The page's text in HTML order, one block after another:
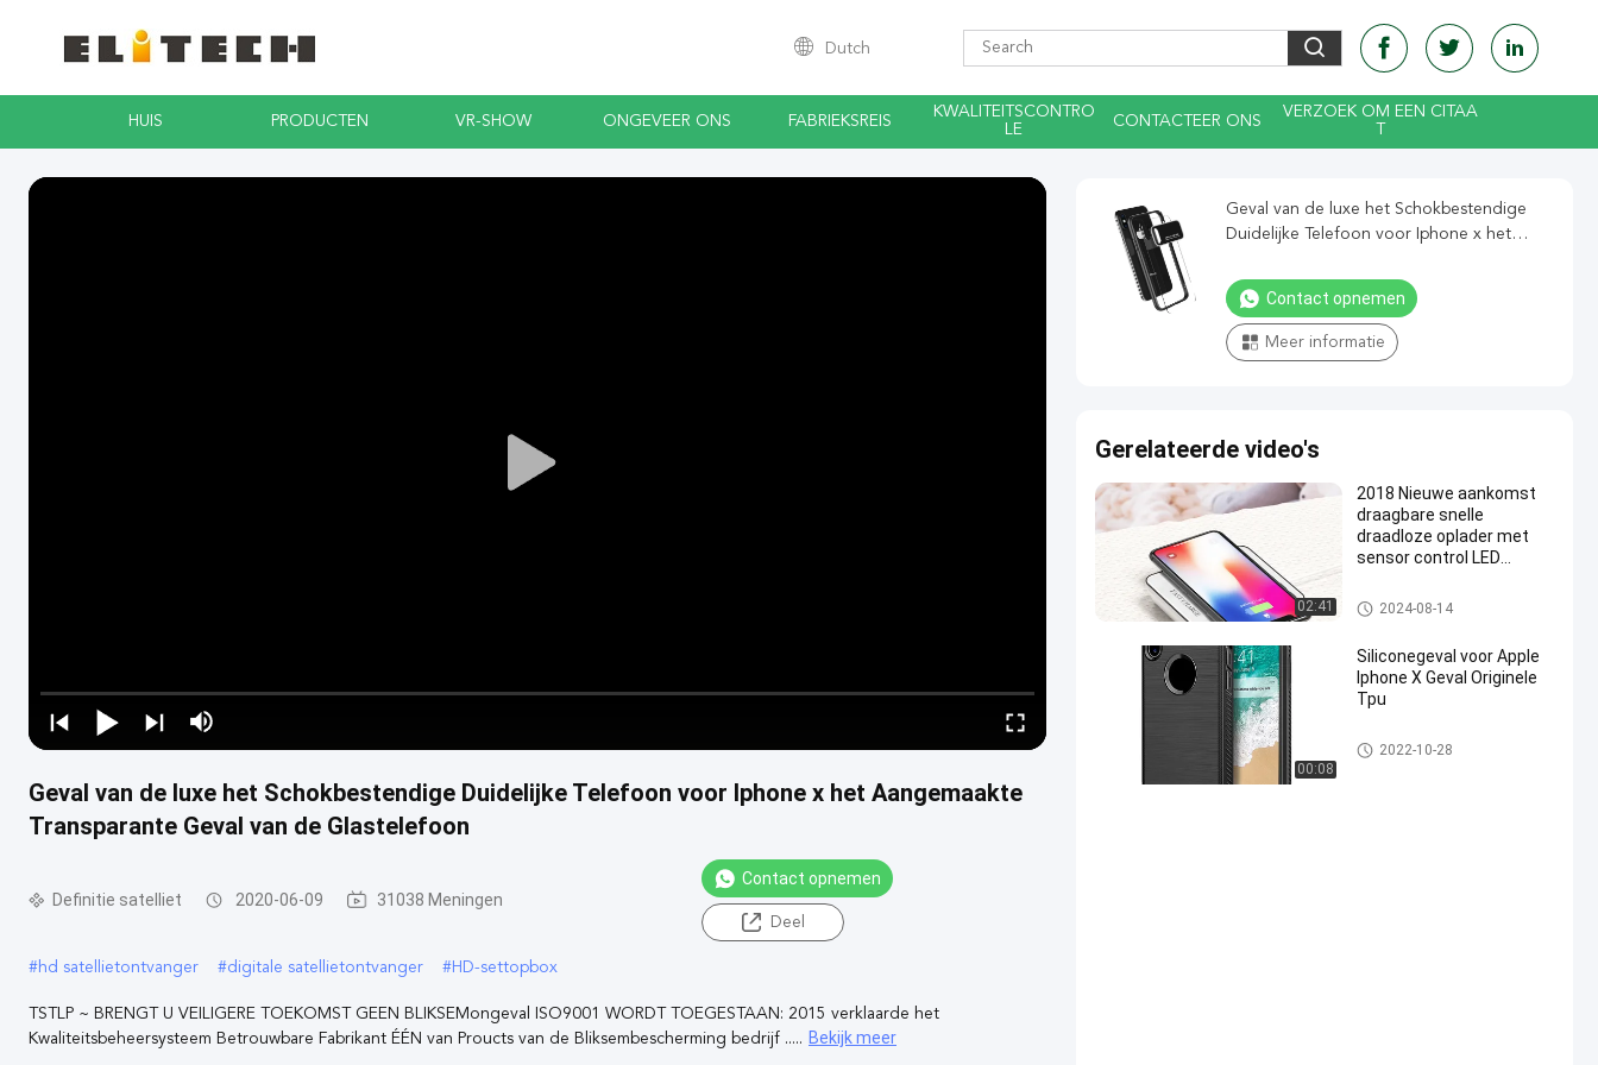
Dutch
HUIS PRODUCTEN VR-SHOW ONGEVEER ONS FABRIEKSREIS
KWALITEITSCONTRO
LE
CONTACTEER ONS
VERZOEK OM EEN CITAA
Geval van de luxe het Schokbestendige Duidelijke Telefoon voor Iphone x het Aangemaakte
Transparante Geval van de Glastelefoon
Definitie satelliet 2020-06-09 31038 Meningen
Contact opnemen
Deel
#hd satellietontvanger #digitale satellietontvanger #HD-settopbox
TSTLP ~ BRENGT U VEILIGERE TOEKOMST GEEN BLIKSEMongeval ISO9001 WORDT TOEGESTAAN: 2015 verklaarde het
Kwaliteitsbeheersysteem Betrouwbare Fabrikant ÉÉN van Proucts van de Bliksembescherming bedrijf ..... Bekijk meer
Geval van de luxe het Schokbestendige
Duidelijke Telefoon voor Iphone x het
Glastelefoon
Contact opnemen
Meer informatie
Gerelateerde video's
02:41
2018 Nieuwe aankomst
draagbare snelle
draadloze oplader met
sensor control LED
7/8/X/XS max xr voor
samsu
DVB-T2 Set Top Box
2024-08-14
00:08
Siliconegeval voor Apple
Iphone X Geval Originele
Tpu
Definition22
2022-10-28